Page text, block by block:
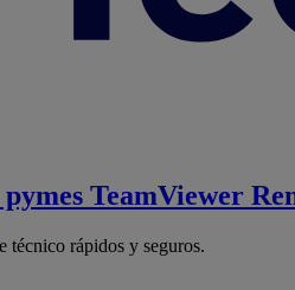
TeamViewer
técnico rápidos y seguros.